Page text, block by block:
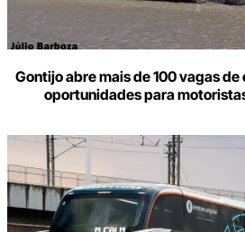
Gontijo abre mais de 100 vagas
oportunidades para